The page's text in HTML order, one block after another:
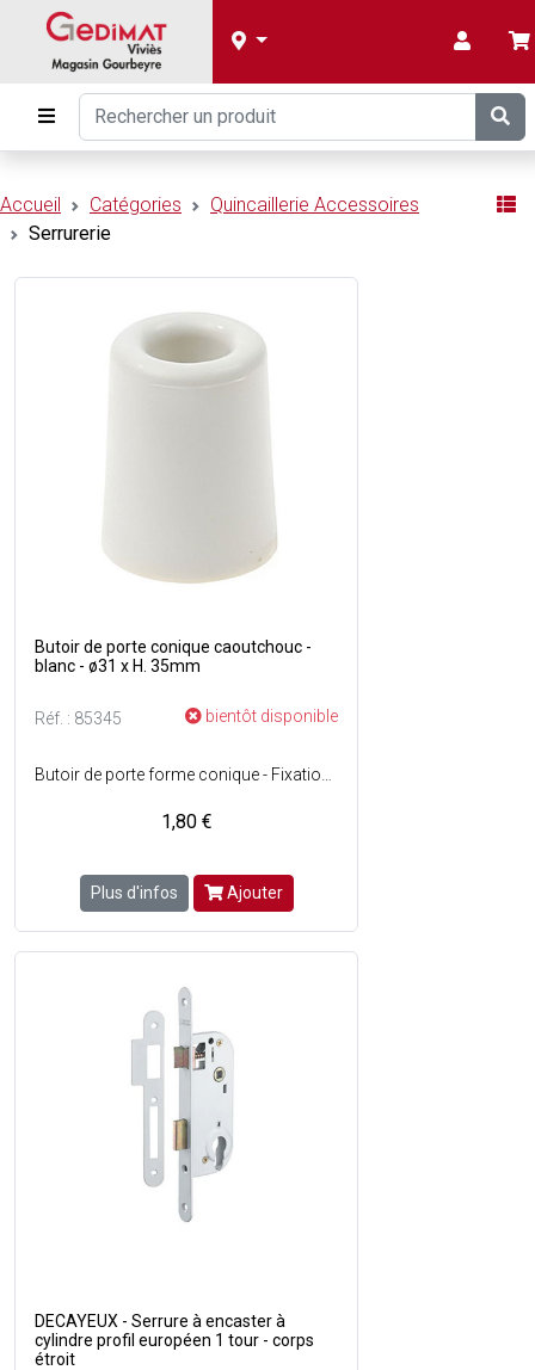
Accueil Catégories
Quincaillerie Accessoires
Serrurerie
Butoir de porte conique caoutchouc -
blanc - ø31 x H. 35mm
Réf. : 85345 bientôt disponible
1,80 €
Plus d'infos Ajouter
DECAYEUX - Serrure à encaster à
cylindre profil européen 1 tour - corps
étroit